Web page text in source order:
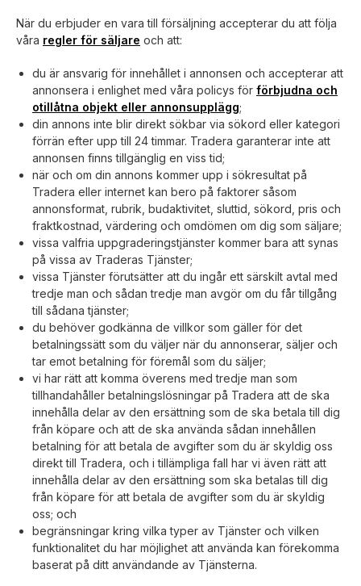
När du erbjuder en vara till försäljning accepterar du att följa
våra regler för säljare och att:
du är ansvarig för innehållet i annonsen och accepterar att
annonsera i enlighet med våra policys för förbjudna och
otillåtna objekt eller annonsupplägg;
din annons inte blir direkt sökbar via sökord eller kategori
förrän efter upp till 24 timmar. Tradera garanterar inte att
annonsen finns tillgänglig en viss tid;
när och om din annons kommer upp i sökresultat på
Tradera eller internet kan bero på faktorer såsom
annonsformat, rubrik, budaktivitet, sluttid, sökord, pris och
fraktkostnad, värdering och omdömen om dig som säljare;
vissa valfria uppgraderingstjänster kommer bara att synas
på vissa av Traderas Tjänster;
vissa Tjänster förutsätter att du ingår ett särskilt avtal med
tredje man och sådan tredje man avgör om du får tillgång
till sådana tjänster;
du behöver godkänna de villkor som gäller för det
betalningssätt som du väljer när du annonserar, säljer och
tar emot betalning för föremål som du säljer;
vi har rätt att komma överens med tredje man som
tillhandahåller betalningslösningar på Tradera att de ska
innehålla delar av den ersättning som de ska betala till dig
från köpare och att de ska använda sådan innehållen
betalning för att betala de avgifter som du är skyldig oss
direkt till Tradera, och i tillämpliga fall har vi även rätt att
innehålla delar av den ersättning som ska betalas till dig
från köpare för att betala de avgifter som du är skyldig
oss; och
begränsningar kring vilka typer av Tjänster och vilken
funktionalitet du har möjlighet att använda kan förekomma
baserat på ditt användande av Tjänsterna.